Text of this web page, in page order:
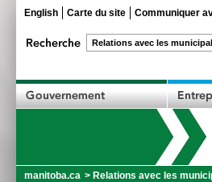
English Carte du site Communiquer
manitoba.ca > Relations avec les